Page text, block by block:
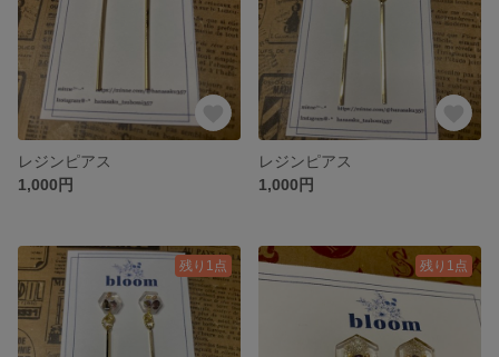
レジンピアス
1,000円
レジンピアス
1,000円
残り1点 残り1点